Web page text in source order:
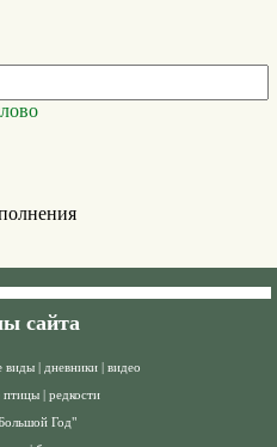
сайта
виды дневники
видео
птицы
редкости
Год"